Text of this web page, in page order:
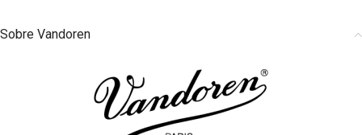
Sobre Vandoren